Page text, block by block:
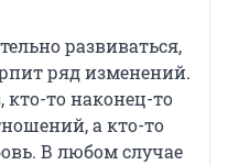
развиваться,
ряд изменений.
кто-то наконец-то
а кто-то
В любом случае